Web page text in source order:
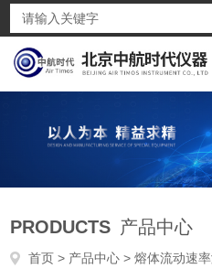
PRODUCTS 产品中心
首页 > 产品中心 >熔体流动速